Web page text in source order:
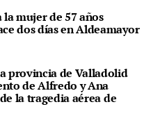
mujer de 57 años
dos días en Aldeamayor
provincia de Valladolid
de Alfredo y Ana
la tragedia aérea de